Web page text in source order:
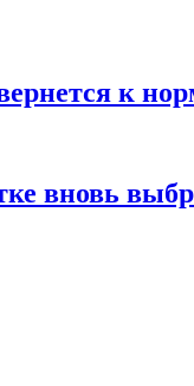
к
вновь